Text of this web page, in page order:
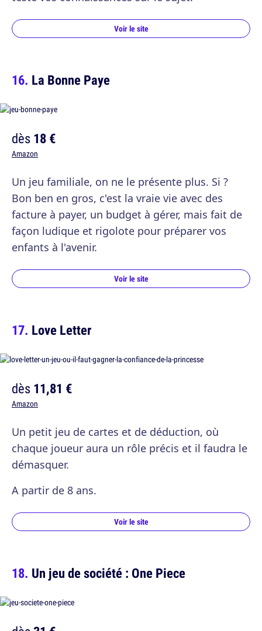
Voir le site
La Bonne Paye
dès18 €
Amazon
Un jeu familiale, on ne le présente plus. Si ?
Bon ben en gros, c'est la vraie vie avec des
facture à payer, un budget à gérer, mais fait de
façon ludique et rigolote pour préparer vos
enfants à l'avenir.
Voir le site
Love Letter
dès11,81 €
Amazon
Un petit jeu de cartes et de déduction, où
chaque joueur aura un rôle précis et il faudra le
démasquer.
A partir de 8 ans.
Voir le site
Un jeu de société : One Piece